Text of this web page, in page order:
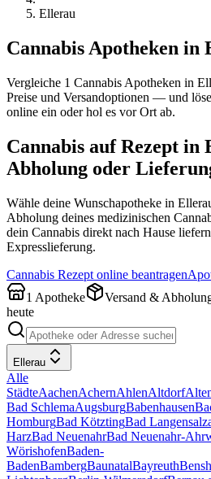
Ellerau
Cannabis Apotheken in
Vergleiche 1 Cannabis Apotheken in
Preise und Versandoptionen — und
online ein oder hol es vor Ort ab.
Cannabis auf Rezept in
Abholung oder
Wähle deine Wunschapotheke in
Abholung deines medizinischen
dein Cannabis direkt nach Hause
Expresslieferung.
Cannabis Rezept online beantragen
1 Apotheke Versand &
heute
Ellerau
Alle
StädteAachenAchernAhlenAltdorf
Bad SchlemaAugsburgBabenhausen
HomburgBad KötztingBad
HarzBad NeuenahrBad Neuenahr-
WörishofenBaden-
BadenBambergBaunatalBayreuth